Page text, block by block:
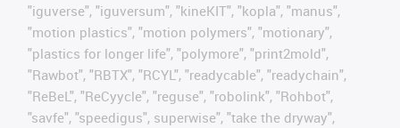
"iguverse", "iguversum", "kineKIT", "kopla", "manus",
"motion plastics", "motion polymers", "motionary",
"plastics for longer life", "polymore", "print2mold",
"Rawbot", "RBTX", "RCYL", "readycable", "readychain",
"ReBeL", "ReCyycle", "reguse", "robolink", "Rohbot",
"savfe", "speedigus", superwise", "take the dryway",